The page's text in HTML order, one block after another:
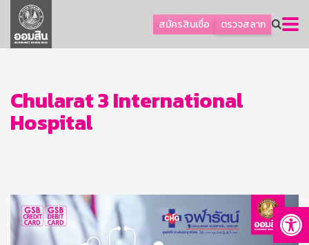
สมัครสินเชื่อ ตรวจสลาก
ลูกค้าธุรกิจ
ลูกค้าผู้ประกอบรายย่อย
ออมเพื่อสุข
เกี่ยวกับธนาคาร
การพัฒนาที่ยั่งยืน
อื่นๆ
ติดต่อเรา
Chularat 3 International
Hospital